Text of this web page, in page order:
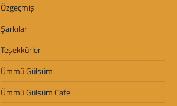
Özgeçmiş
Şarkılar
Teşekkürler
Ümmü Gülsüm
Ümmü Gülsüm Cafe